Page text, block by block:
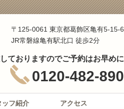
〒125-0061 東京都葛飾区亀有5-15-6
JR常磐線亀有駅北口 徒歩2分
ておりますのでご予約はお早めに
0120-482-890
ッフ紹介 アクセス